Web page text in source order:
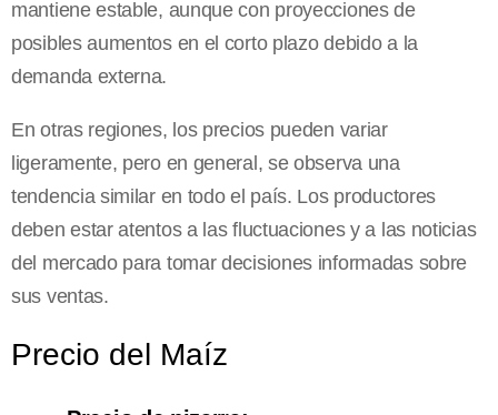
mantiene estable, aunque con proyecciones de
posibles aumentos en el corto plazo debido a la
demanda externa.
En otras regiones, los precios pueden variar
ligeramente, pero en general, se observa una
tendencia similar en todo el país. Los productores
deben estar atentos a las fluctuaciones y a las noticias
del mercado para tomar decisiones informadas sobre
sus ventas.
Precio del Maíz